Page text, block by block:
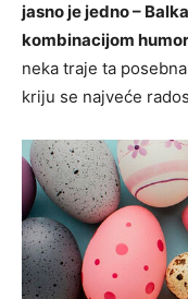
jasno je jedno –
kombinacijom
neka traje ta
kriju se najveće